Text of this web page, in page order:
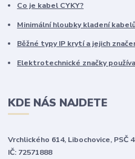
Co je kabel CYKY?
Minimální hloubky kladení
Běžné typy IP krytí a jejich
Elektrotechnické značky
KDE NÁS NAJDETE
Vrchlického 614, Libochovice, PSČ
IČ: 72571888